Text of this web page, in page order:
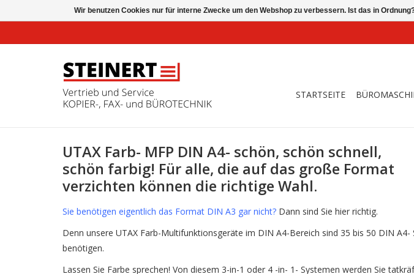
STARTSEITE
UTAX Farb- MFP DIN A4- schön, schön schnell,
schön farbig! Für alle, die auf das große Format
verzichten können die richtige Wahl.
Sie benötigen eigentlich das Format DIN A3 gar nicht? Dann sind Sie hier richtig.
Denn unsere UTAX Farb-Multifunktionsgeräte im DIN A4-Bereich sind 35 bis 50 DIN
benötigen.
Lassen Sie Farbe sprechen! Von diesem 3-in-1 oder 4 -in- 1- Systemen werden Sie
Wir benutzen Cookies nur für interne Zwecke um den Webshop zu verbessern. Ist das in